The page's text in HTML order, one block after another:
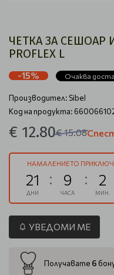
ЧЕТКА ЗА СЕШОАР
PROFLEX L
-15% Очаква
Производител: Sibel
Код на продукта:
€ 12.80€ 15.08
НАМАЛЕНИЕТО
21
ДНИ
9
ЧАСА
2
МИН.
УВЕДОМИ МЕ
Получавате 6